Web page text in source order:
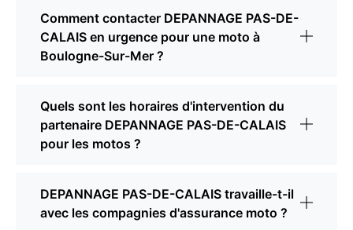
Comment contacter DEPANNAGE PAS-DE-
CALAIS en urgence pour une moto à
Boulogne-Sur-Mer ?
Quels sont les horaires d'intervention du
partenaire DEPANNAGE PAS-DE-CALAIS
pour les motos ?
DEPANNAGE PAS-DE-CALAIS travaille-t-il
avec les compagnies d'assurance moto ?